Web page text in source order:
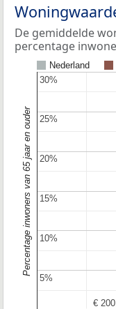
De gemiddelde
percentage
Nederland
€
€
5%
5%
10%
10%
15%
15%
20%
20%
25%
25%
30%
30%
Percentage inwoners van 65 jaar en ouder